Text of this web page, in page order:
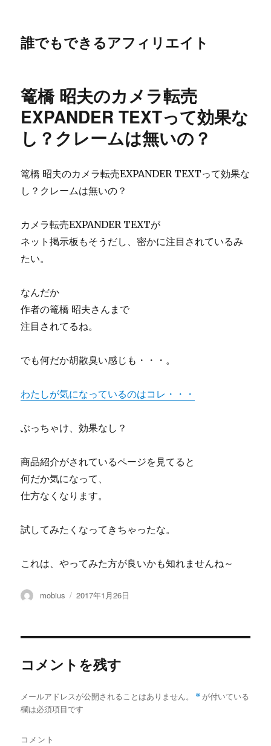
誰でもできるアフィリエイト
篭橋 昭夫のカメラ転売
EXPANDER TEXTって効果な
し？クレームは無いの？
篭橋 昭夫のカメラ転売EXPANDER TEXTって効果な
し？クレームは無いの？
カメラ転売EXPANDER TEXTが
ネット掲示板もそうだし、密かに注目されているみ
たい。
なんだか
作者の篭橋 昭夫さんまで
注目されてるね。
でも何だか胡散臭い感じも・・・。
わたしが気になっているのはコレ・・・
ぶっちゃけ、効果なし？
商品紹介がされているページを見てると
何だか気になって、
仕方なくなります。
試してみたくなってきちゃったな。
これは、やってみた方が良いかも知れませんね～
投
mobius
投
2017年1月26日
コメントを残す
メールアドレスが公開されることはありません。 * が付いている
欄は必須項目です
コメント